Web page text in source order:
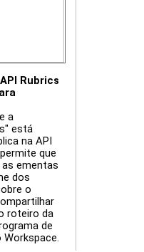
Rubrics
a
está
na API
que
ementas
dos
o
roteiro da
de
Workspace.